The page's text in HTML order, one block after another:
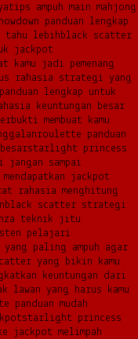
tips ampuh main mahjong
panduan lengkap
tahu lebih black scatter
jackpot
kamu jadi pemenang
rahasia strategi yang
lengkap untuk
keuntungan besar
membuat kamu
roulette panduan
starlight princess
sampai
jackpot
rahasia menghitung
black scatter strategi
teknik jitu
pelajari
paling ampuh agar
yang bikin kamu
keuntungan dari
lawan yang harus kamu
panduan mudah
starlight princess
jackpot melimpah